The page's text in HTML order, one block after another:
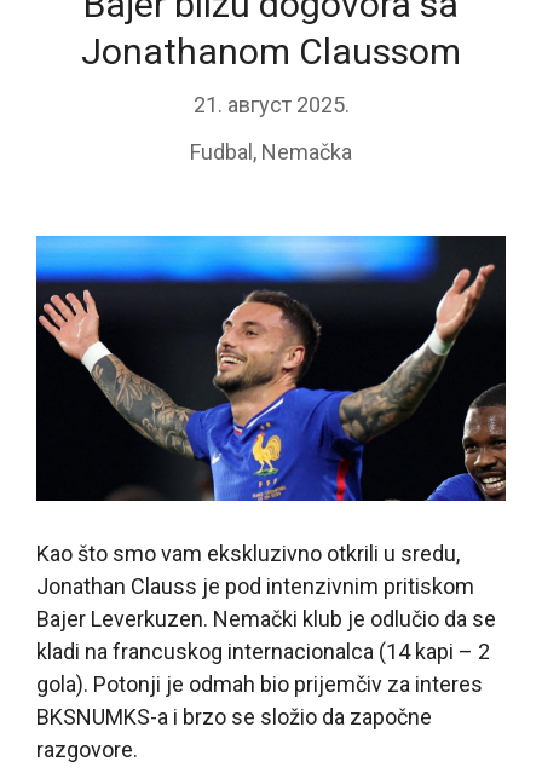
Jonathanom Claussom
21. август 2025.
Fudbal , Nemačka
Kao što smo vam ekskluzivno otkrili u sredu,
Jonathan Clauss je pod intenzivnim pritiskom
Bajer Leverkuzen. Nemački klub je odlučio da se
kladi na francuskog internacionalca (14 kapi – 2
gola). Potonji je odmah bio prijemčiv za interes
BKSNUMKS-a i brzo se složio da započne
razgovore.